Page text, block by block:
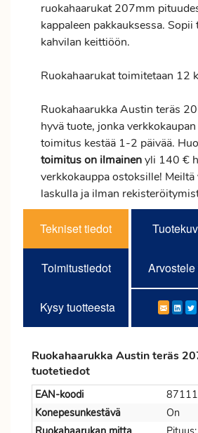
ruokahaarukat 207mm
kappaleen pakkauksessa.
kahvilan keittiöön.
Ruokahaarukat toimitetaan 12
Ruokahaarukka Austin teräs
hyvä tuote, jonka
toimitus kestää 1-2 päivää.
toimituson ilmainenyli 140 €
verkkokauppa ostoksille!
laskulla ja ilman
Tekniset tiedot
Toimitustiedot Arvostele
Kysy tuotteesta
Ruokahaarukka Austin teräs
tuotetiedot
EAN-koodi
Konepesunkestävä
On